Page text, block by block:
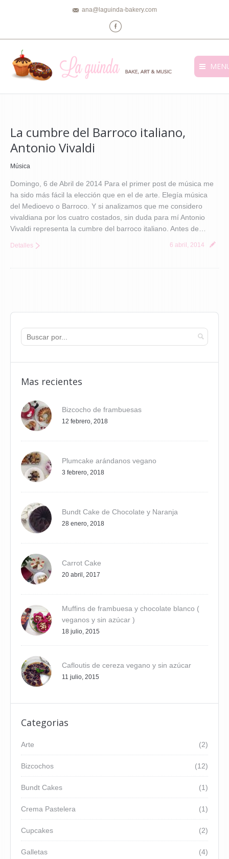
ana@laguinda-bakery.com
La cumbre del Barroco italiano,
Antonio Vivaldi
Música
Domingo, 6 de Abril de 2014 Para el primer post de música me
ha sido más fácil la elección que en el de arte. Elegía música
del Medioevo o Barroco. Y si analizamos que me considero
vivaldiana por los cuatro costados, sin duda para mí Antonio
Vivaldi representa la cumbre del barroco italiano. Antes de…
6 abril, 2014
Detalles
Mas recientes
Bizcocho de frambuesas
12 febrero, 2018
Plumcake arándanos vegano
3 febrero, 2018
Bundt Cake de Chocolate y Naranja
28 enero, 2018
Carrot Cake
20 abril, 2017
Muffins de frambuesa y chocolate blanco (
veganos y sin azúcar )
18 julio, 2015
Cafloutis de cereza vegano y sin azúcar
11 julio, 2015
Categorias
(2)
Arte
(12)
Bizcochos
(1)
Bundt Cakes
(1)
Crema Pastelera
(2)
Cupcakes
(4)
Galletas